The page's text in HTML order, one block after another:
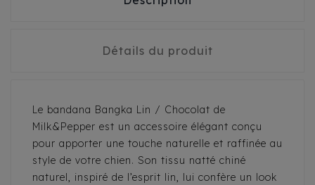
Détails du produit
Le bandana Bangka Lin / Chocolat de
Milk&Pepper est un accessoire élégant conçu
pour apporter une touche naturelle et raffinée au
style de votre chien. Son tissu natté chiné
naturel, inspiré de l’esprit lin, lui confère un look